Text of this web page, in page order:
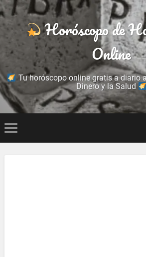
Horóscopo de
Online
Tu horóscopo online gratis a diario
Dinero y la Salud